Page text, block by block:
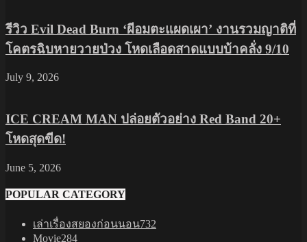
รีวิว Evil Dead Burn ‘ผีอมตะแผดเผา’ งานรวมญาติที่
โคตรฉิบหายวายป่วง โหดเลือดสาดแบบบ้าคลั่ง 9/10
July 9, 2026
ICE CREAM MAN ปล่อยตัวอย่าง Red Band 20+
โหดสุดขีด!
June 5, 2026
POPULAR CATEGORY
เล่าเรื่องสยองก่อนนอน732
Movie284